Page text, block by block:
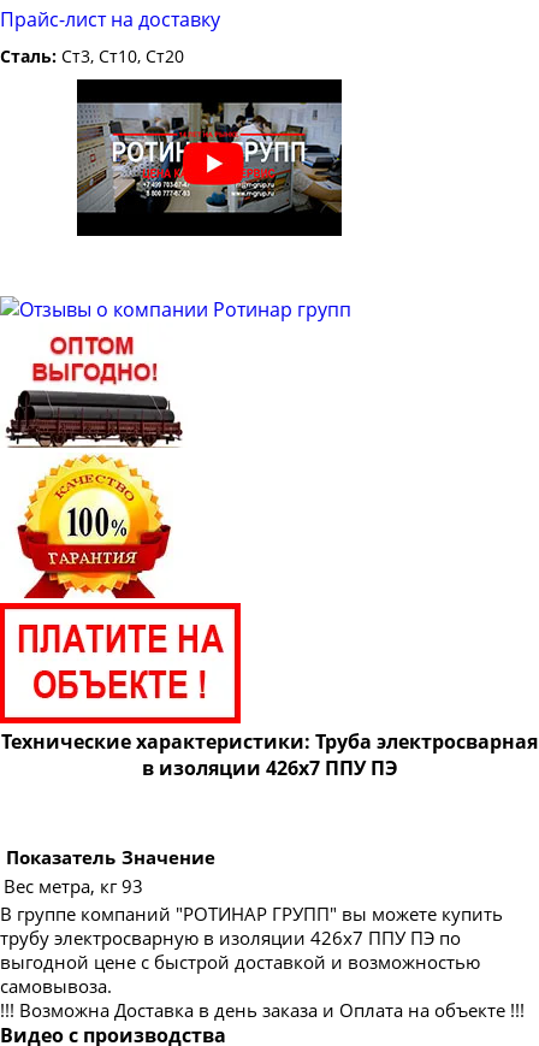
Прайс-лист на доставку
Сталь: Ст3, Ст10, Ст20
Технические характеристики: Труба электросварная
в изоляции 426х7 ППУ ПЭ
Показатель Значение
Вес метра, кг 93
В группе компаний "РОТИНАР ГРУПП" вы можете купить
трубу электросварную в изоляции 426х7 ППУ ПЭ по
выгодной цене с быстрой доставкой и возможностью
самовывоза.
!!! Возможна Доставка в день заказа и Оплата на объекте !!!
Видео с производства